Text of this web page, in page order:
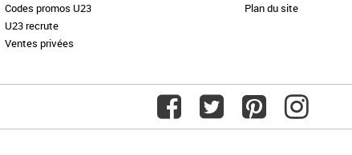
Codes promos U23
U23 recrute
Ventes privées
Plan du site